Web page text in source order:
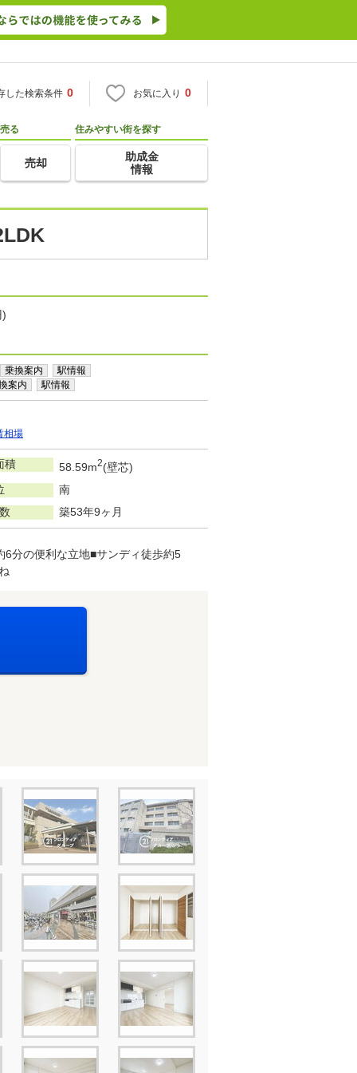
した検索条件 0 お気に入り 0
売る
売却
住みやすい街を探す
助成金
情報
乗換案内
駅情報
案内
駅情報
相場
積 58.59m2(壁芯)
南
築53年9ヶ月
分の便利な立地■サンディ徒歩約5